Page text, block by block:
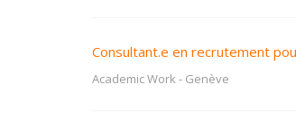
Consultant.e en recrutement
Academic Work - Genève